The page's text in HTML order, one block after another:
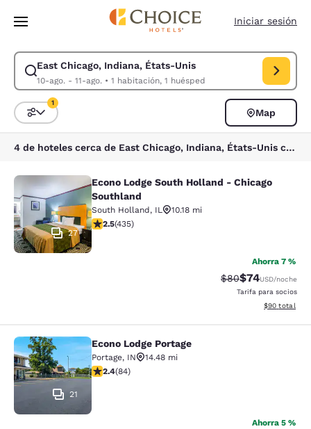
Pasar A Contenido Principal
Iniciar sesión
East Chicago, Indiana, États-Unis
10-ago. - 11-ago.• 1 habitación, 1 huésped
Modificar la búsqueda de East Chicago, Indiana, États-Unis. Fecha de
Ordenar y filtrar
1
Map
4 de hoteles cerca de East Chicago, Indiana, États-Unis coinciden con tus filtros
Econo Lodge South Holland -
27
Econo Lodge South Holland - Chicago
Southland
South Holland, IL
10.18 mi
calificación de 2.47 estrellas. Feria. 435 reseñas
2.5(435)
Ahorra 7 %
Precio tachado:
$80Precio con
$74USD/noche
Tarifa para socios
Ver detalles
$90 total
Econo Lodge Portage
21
Econo Lodge Portage
Portage, IN
14.48 mi
calificación de 2.38 estrellas. Feria. 84 reseñas
2.4(84)
Ahorra 5 %